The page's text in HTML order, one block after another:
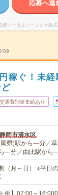
応募へ進
研トータルソーシング株
09
稼ぐ！未
交通費別途支給あり
静岡市清水区
県)駅から---分／
---分／由比駅から
（月～日） ※平日
ト例】07:00～